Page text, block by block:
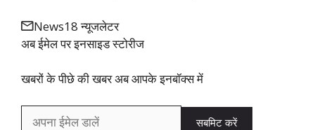
News18 न्यूजलेटर
अब ईमेल पर इनसाइड स्‍टोर‍ीज
खबरों के पीछे की खबर अब आपके इनबॉक्‍स में
सबमिट करें